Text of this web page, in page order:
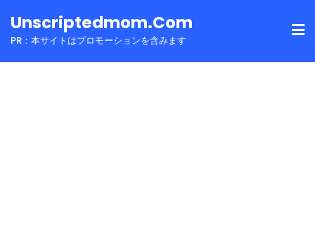
toUnscriptedmom.com
PR：本サイトはプロモーションを含みます